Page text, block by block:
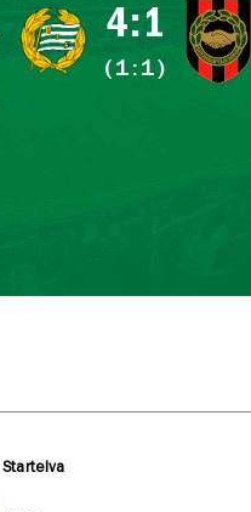
4:1
(1:1)
Startelva